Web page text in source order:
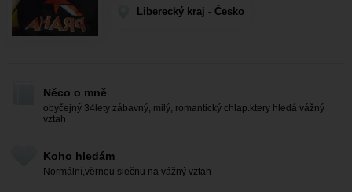
Liberecký kraj - Česko
Něco o mně
obyčejný 34lety zábavný, milý, romantický chlap.ktery hledá vážný
vztah
Koho hledám
Normální,věrnou slečnu na vážný vztah